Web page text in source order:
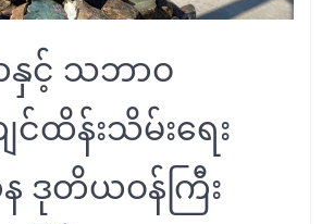
င့် သဘာဝ
င်ထိန်းသိမ်းရေး
န ဒုတိယဝန်ကြီး